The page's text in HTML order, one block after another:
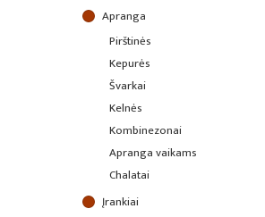
apranga
pirštinės
kepurės
švarkai
kelnės
kombinezonai
apranga vaikams
chalatai
įrankiai